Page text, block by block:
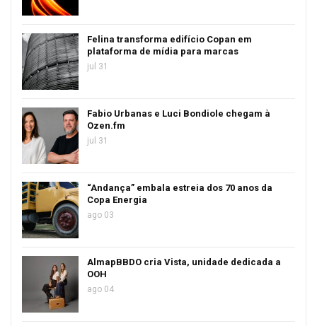
Felina transforma edifício Copan em
plataforma de mídia para marcas
jul 31
Fabio Urbanas e Luci Bondiole chegam à
Ozen.fm
jul 31
“Andança” embala estreia dos 70 anos da
Copa Energia
ago 03
AlmapBBDO cria Vista, unidade dedicada a
OOH
ago 04